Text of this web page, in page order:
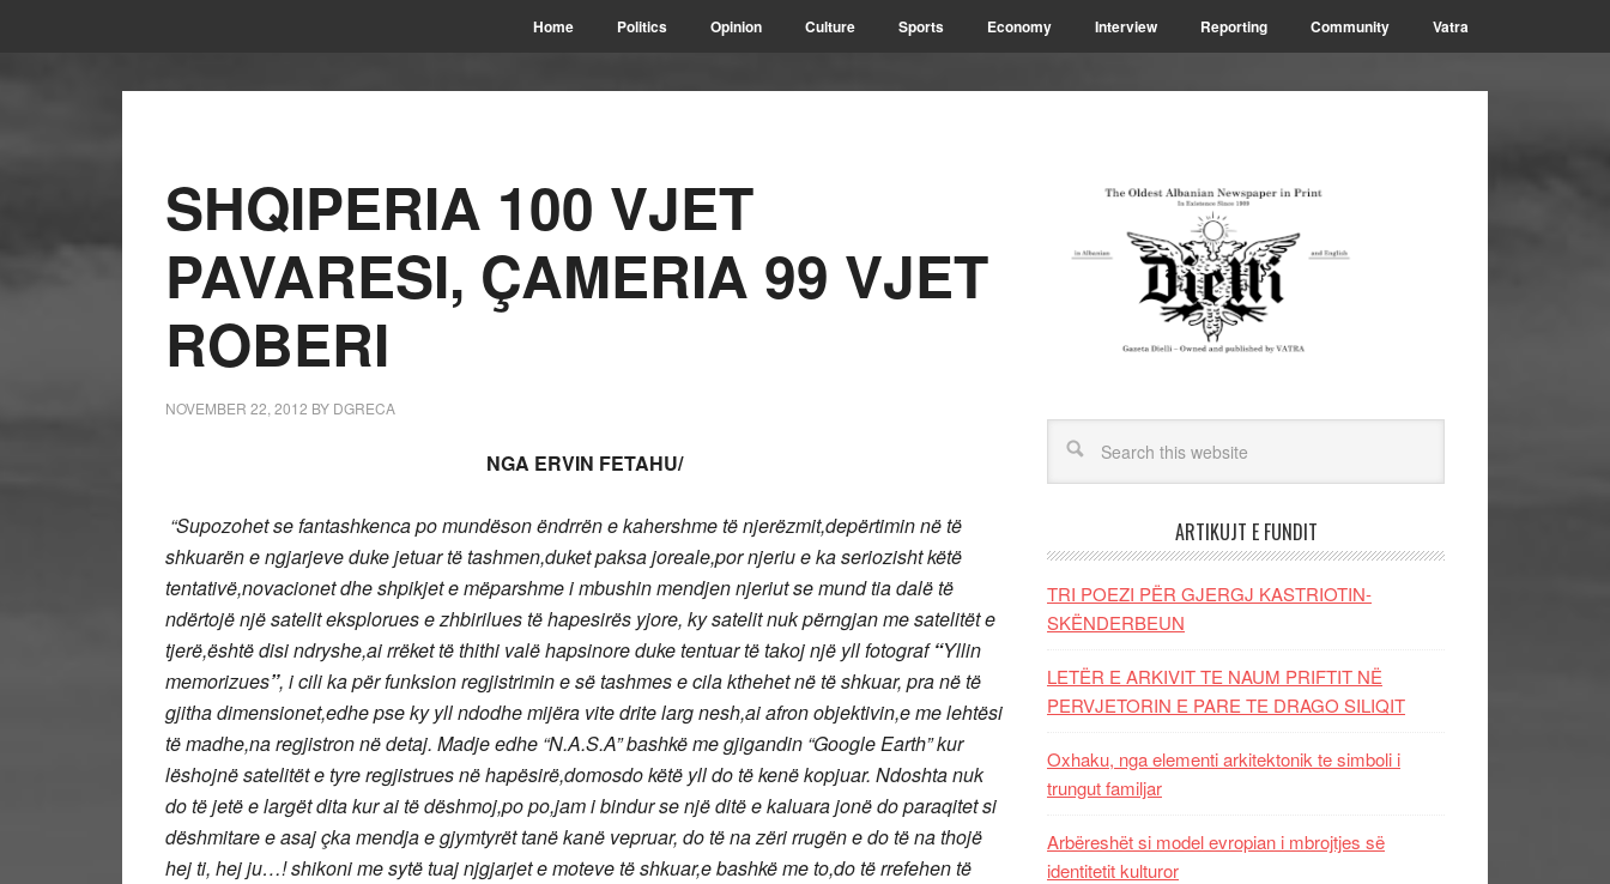
Home Politics Opinion Culture Sports Economy Interview Reporting Community Vatra
SHQIPERIA 100 VJET
PAVARESI, ÇAMERIA 99 VJET
ROBERI
NOVEMBER 22, 2012 BY DGRECA
NGA ERVIN FETAHU/
“Supozohet se fantashkenca po mundëson ëndrrën e kahershme të njerëzmit,depërtimin në të
shkuarën e ngjarjeve duke jetuar të tashmen,duket paksa joreale,por njeriu e ka seriozisht këtë
tentativë,novacionet dhe shpikjet e mëparshme i mbushin mendjen njeriut se mund tia dalë të
ndërtojë një satelit eksplorues e zhbirilues të hapesirës yjore, ky satelit nuk përngjan me satelitët e
tjerë,është disi ndryshe,ai rrëket të thithi valë hapsinore duke tentuar të takoj një yll fotograf“Yllin
memorizues”, i cili ka për funksion regjistrimin e së tashmes e cila kthehet në të shkuar, pra në të
gjitha dimensionet,edhe pse ky yll ndodhe mijëra vite drite larg nesh,ai afron objektivin,e me lehtësi
të madhe,na regjistron në detaj. Madje edhe “N.A.S.A” bashkë me gjigandin “Google Earth” kur
lëshojnë satelitët e tyre regjistrues në hapësirë,domosdo këtë yll do të kenë kopjuar. Ndoshta nuk
do të jetë e largët dita kur ai të dëshmoj,po po,jam i bindur se një ditë e kaluara jonë do paraqitet si
dëshmitare e asaj çka mendja e gjymtyrët tanë kanë vepruar, do të na zëri rrugën e do të na thojë
hej ti, hej ju…! shikoni me sytë tuaj njgjarjet e moteve të shkuar,e bashkë me to,do të rrefehen të
ARTIKUJT E FUNDIT
TRI POEZI PËR GJERGJ KASTRIOTIN-
SKËNDERBEUN
LETËR E ARKIVIT TE NAUM PRIFTIT NË
PERVJETORIN E PARE TE DRAGO SILIQIT
Oxhaku, nga elementi arkitektonik te simboli i
trungut familjar
Arbëreshët si model evropian i mbrojtjes së
identitetit kulturor